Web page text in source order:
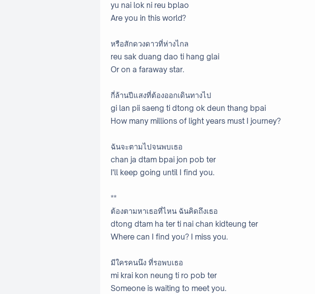
yu nai lok ni reu bplao
Are you in this world?
หรือสักดวงดาวที่ห่างไกล
reu sak duang dao ti hang glai
Or on a faraway star.
กี่ล้านปีแสงที่ต้องออกเดินทางไป
gi lan pii saeng ti dtong ok deun thang bpai
How many millions of light years must I journey?
ฉันจะตามไปจนพบเธอ
chan ja dtam bpai jon pob ter
I'll keep going until I find you.
**
ต้องตามหาเธอที่ไหน ฉันคิดถึงเธอ
dtong dtam ha ter ti nai chan kidteung ter
Where can I find you? I miss you.
มีใครคนนึง ที่รอพบเธอ
mi krai kon neung ti ro pob ter
Someone is waiting to meet you.